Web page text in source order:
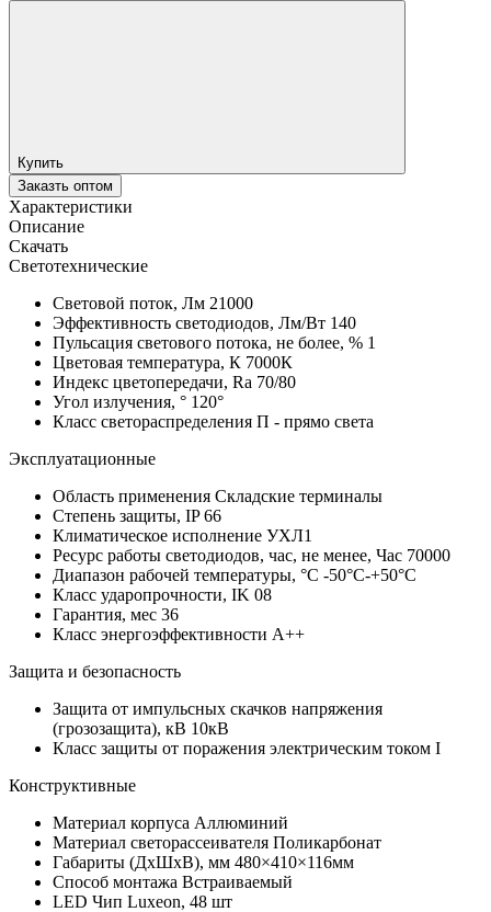
Купить
Заказть оптом
Характеристики
Описание
Скачать
Светотехнические
Световой поток, Лм 21000
Эффективность светодиодов, Лм/Вт 140
Пульсация светового потока, не более, % 1
Цветовая температура, К 7000К
Индекс цветопередачи, Ra 70/80
Угол излучения, ° 120°
Класс светораспределения П - прямо света
Эксплуатационные
Область применения Складские терминалы
Степень защиты, IP66
Климатическое исполнение УХЛ1
Ресурс работы светодиодов, час, не менее, Час 70000
Диапазон рабочей температуры, °С -50°C-+50°C
Класс ударопрочности, IK 08
Гарантия, мес 36
Класс энергоэффективности A++
Защита и безопасность
Защита от импульсных скачков напряжения
(грозозащита), кВ 10кВ
Класс защиты от поражения электрическим током I
Конструктивные
Материал корпуса Аллюминий
Материал светорассеивателя Поликарбонат
Габариты (ДхШхВ), мм 480×410×116мм
Способ монтажа Встраиваемый
LED Чип Luxeon, 48 шт